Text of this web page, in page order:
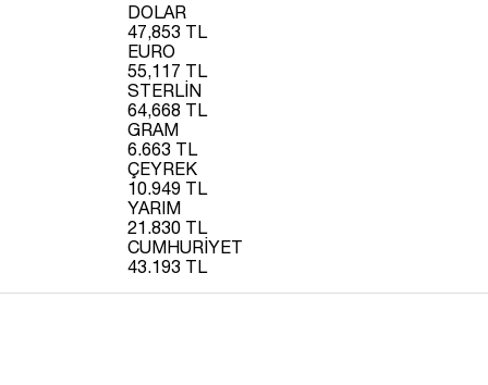
DOLAR
47,853 TL
EURO
55,117 TL
STERLİN
64,668 TL
GRAM
6.663 TL
ÇEYREK
10.949 TL
YARIM
21.830 TL
CUMHURİYET
43.193 TL